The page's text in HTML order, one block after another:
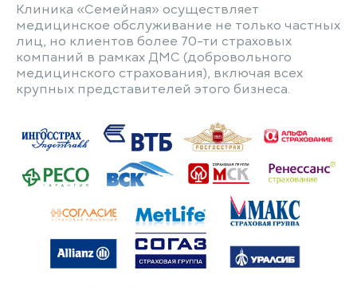
Клиника «Семейная» осуществляет
медицинское обслуживание не только частных
лиц, но клиентов более 70-ти страховых
компаний в рамках ДМС (добровольного
медицинского страхования), включая всех
крупных представителей этого бизнеса.